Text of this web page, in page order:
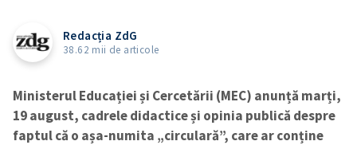
Redacția ZdG
38.62 mii de articole
Ministerul Educației și Cercetării (MEC) anunță marți,
19 august, cadrele didactice și opinia publică despre
faptul că o așa-numita „circulară”, care ar conține